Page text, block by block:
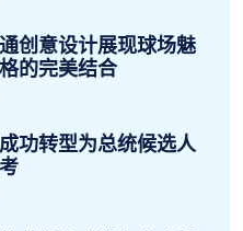
创意设计展现球场魅
的完美结合
功转型为总统候选人